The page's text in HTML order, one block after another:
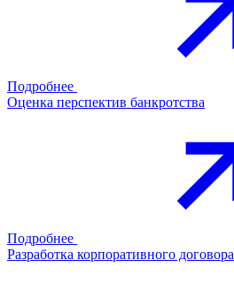
Подробнее
Оценка перспектив банкротства
Подробнее
Разработка корпоративного договора